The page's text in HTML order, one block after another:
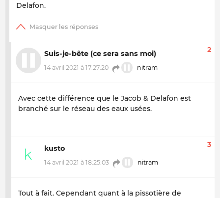
Delafon.
Suis-je-bête (ce sera sans moi)
14 avril 2021 à 17:27:20 nitram
2
Avec cette différence que le Jacob & Delafon est
branché sur le réseau des eaux usées.
kusto
14 avril 2021 à 18:25:03 nitram
3
Tout à fait. Cependant quant à la pissotière de